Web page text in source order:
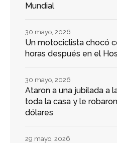
Mundial
Un motociclista chocó
horas después en el
30 mayo, 2026
Ataron a una jubilada a
toda la casa y le
dólares
30 mayo, 2026
29 mayo, 2026